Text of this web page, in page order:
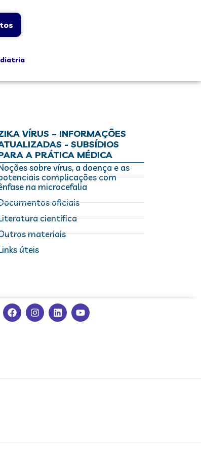
VÍRUS – INFORMAÇÕES
- SUBSÍDIOS
A PRÁTICA MÉDICA
sobre vírus, a doença e as
complicações com
na microcefalia
oficiais
científica
materiais
úteis